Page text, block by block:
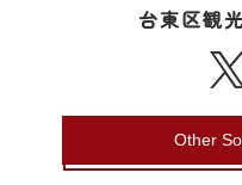
台東区観
Other